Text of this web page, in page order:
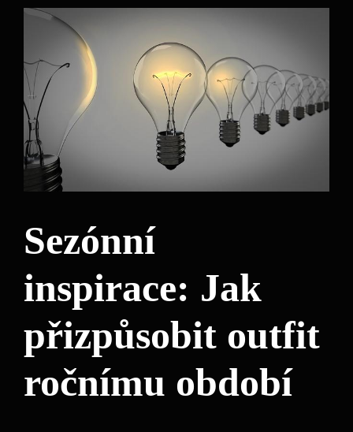
Sezónní
inspirace: Jak
přizpůsobit outfit
ročnímu období